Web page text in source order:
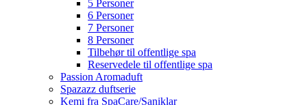
5 Personer
6 Personer
7 Personer
8 Personer
Tilbehør til offentlige spa
Reservedele til offentlige spa
Passion Aromaduft
Spazazz duftserie
Kemi fra SpaCare/Saniklar